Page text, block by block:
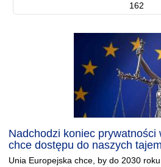
162
Nadchodzi koniec prywatności
chce dostępu do naszych
Unia Europejska chce, by do 2030